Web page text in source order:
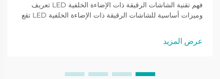
فهم تقنية الشاشات الرقيقة ذات الإضاءة الخلفية LED تعريف
وميزات أساسية للشاشات الرقيقة ذات الإضاءة الخلفية LED تقع
على نطاق واسع لعرض محتويات مختلفة للمستهلكين. هذه الأنواع...
عرض المزيد